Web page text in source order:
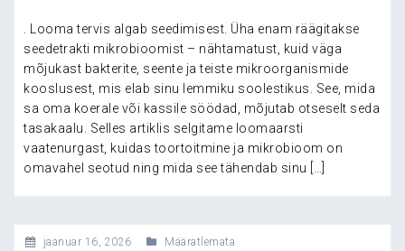
. Looma tervis algab seedimisest. Üha enam räägitakse
seedetrakti mikrobioomist – nähtamatust, kuid väga
mõjukast bakterite, seente ja teiste mikroorganismide
kooslusest, mis elab sinu lemmiku soolestikus. See, mida
sa oma koerale või kassile söödad, mõjutab otseselt seda
tasakaalu. Selles artiklis selgitame loomaarsti
vaatenurgast, kuidas toortoitmine ja mikrobioom on
omavahel seotud ning mida see tähendab sinu […]
jaanuar 16, 2026 Määratlemata